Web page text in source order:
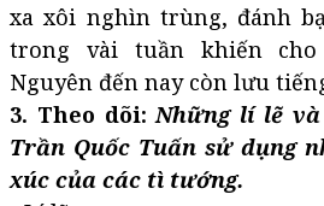
xa xôi nghìn trùng, đánh
trong vài tuần khiến
Nguyên đến nay còn lưu
3. Theo dõi:Những lí lẽ
Trần Quốc Tuấn sử dụng
xúc của các tì tướng.